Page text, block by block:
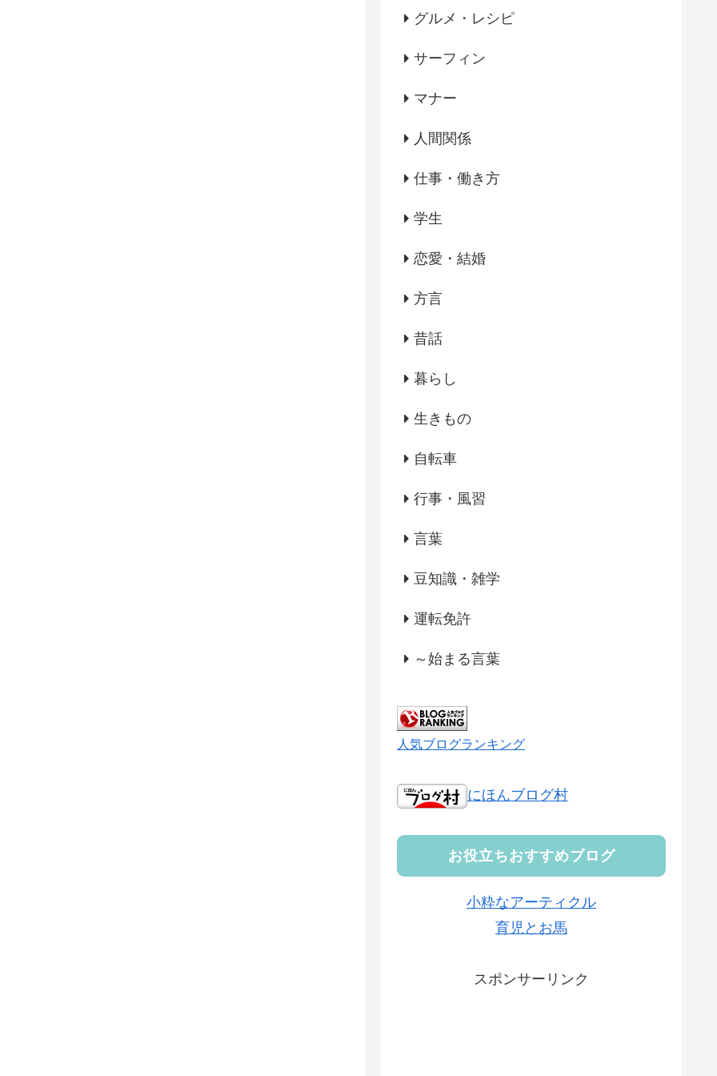
グルメ・レシピ
サーフィン
マナー
人間関係
仕事・働き方
学生
恋愛・結婚
方言
昔話
暮らし
生きもの
自転車
行事・風習
言葉
豆知識・雑学
運転免許
～始まる言葉
人気ブログランキング
にほんブログ村
お役立ちおすすめブログ
小粋なアーティクル
育児とお馬
スポンサーリンク